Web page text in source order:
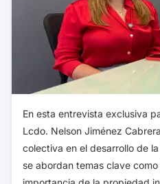
En esta entrevista exclusiva
Lcdo. Nelson Jiménez
colectiva en el desarrollo de
se abordan temas clave